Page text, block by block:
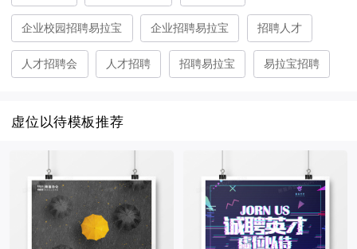
企业校园招聘易拉宝 企业招聘易拉宝 招聘人才
人才招聘会 人才招聘 招聘易拉宝 易拉宝招聘
虚位以待模板推荐